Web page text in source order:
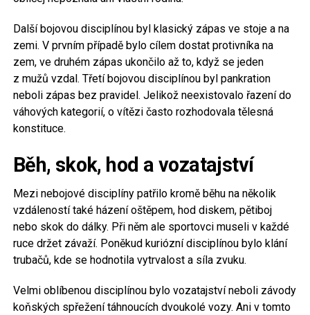
Další bojovou disciplínou byl klasický zápas ve stoje a na
zemi. V prvním případě bylo cílem dostat protivníka na
zem, ve druhém zápas ukončilo až to, když se jeden
z mužů vzdal. Třetí bojovou disciplínou byl pankration
neboli zápas bez pravidel. Jelikož neexistovalo řazení do
váhových kategorií, o vítězi často rozhodovala tělesná
konstituce.
Běh, skok, hod a vozatajství
Mezi nebojové disciplíny patřilo kromě běhu na několik
vzdáleností také házení oštěpem, hod diskem, pětiboj
nebo skok do dálky. Při něm ale sportovci museli v každé
ruce držet závaží. Poněkud kuriózní disciplínou bylo klání
trubačů, kde se hodnotila vytrvalost a síla zvuku.
Velmi oblíbenou disciplínou bylo vozatajství neboli závody
koňských spřežení táhnoucích dvoukolé vozy. Ani v tomto